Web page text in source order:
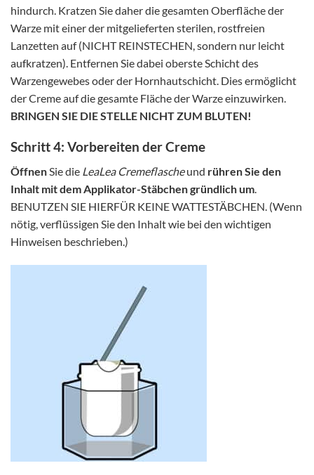
hindurch. Kratzen Sie daher die gesamten Oberfläche der
Warze mit einer der mitgelieferten sterilen, rostfreien
Lanzetten auf (NICHT REINSTECHEN, sondern nur leicht
aufkratzen). Entfernen Sie dabei oberste Schicht des
Warzengewebes oder der Hornhautschicht. Dies ermöglicht
der Creme auf die gesamte Fläche der Warze einzuwirken.
BRINGEN SIE DIE STELLE NICHT ZUM BLUTEN!
Schritt 4: Vorbereiten der Creme
ÖffnenSie die LeaLea Cremeflascheund rühren Sie den
Inhalt mit dem Applikator-Stäbchen gründlich um.
BENUTZEN SIE HIERFÜR KEINE WATTESTÄBCHEN. (Wenn
nötig, verflüssigen Sie den Inhalt wie bei den wichtigen
Hinweisen beschrieben.)